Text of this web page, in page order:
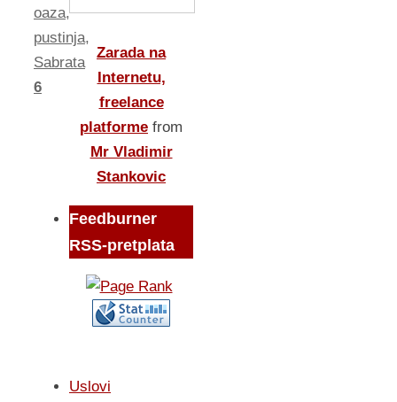
oaza,
pustinja,
Sabrata
6
Zarada na
Internetu,
freelance
platforme from
Mr Vladimir
Stankovic
Feedburner
RSS-pretplata
Uslovi